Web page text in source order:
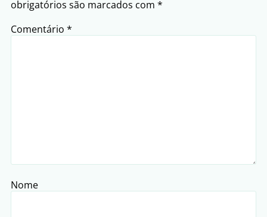
obrigatórios são marcados com *
Comentário *
Nome